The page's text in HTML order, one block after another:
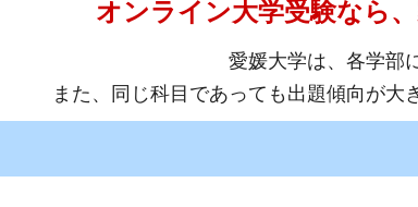
オンライン大学受験なら
愛媛大学は、各学部
また、同じ科目であっても出題傾向が大